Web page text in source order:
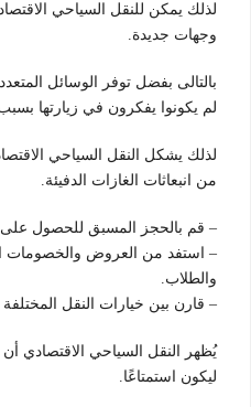
لذلك يمكن للنقل السياحي
وجهات جديدة.
بالتالى بفضل توفر الوسائل
لم يكونوا يفكرون في زيارتها بسبب
لذلك يشكل النقل السياحي
من انبعاثات الغازات الدفيئة.
– قم بالحجز المسبق للحصول
– استفد من العروض والخصومات
والطلاب.
– قارن بين خيارات النقل
يُظهر النقل السياحي الاقتصادي
ليكون استمتاعًا.